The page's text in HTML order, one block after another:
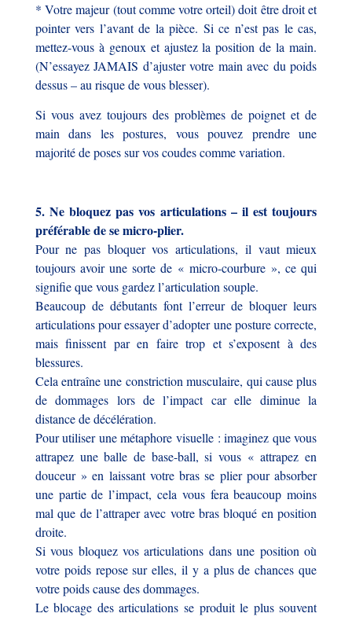
* Votre majeur (tout comme votre orteil) doit être droit et
pointer vers l’avant de la pièce. Si ce n’est pas le cas,
mettez-vous à genoux et ajustez la position de la main.
(N’essayez JAMAIS d’ajuster votre main avec du poids
dessus – au risque de vous blesser).
Si vous avez toujours des problèmes de poignet et de
main dans les postures, vous pouvez prendre une
majorité de poses sur vos coudes comme variation.
5. Ne bloquez pas vos articulations – il est toujours
préférable de se micro-plier.
Pour ne pas bloquer vos articulations, il vaut mieux
toujours avoir une sorte de « micro-courbure », ce qui
signifie que vous gardez l’articulation souple.
Beaucoup de débutants font l’erreur de bloquer leurs
articulations pour essayer d’adopter une posture correcte,
mais finissent par en faire trop et s’exposent à des
blessures.
Cela entraîne une constriction musculaire, qui cause plus
de dommages lors de l’impact car elle diminue la
distance de décélération.
Pour utiliser une métaphore visuelle : imaginez que vous
attrapez une balle de base-ball, si vous « attrapez en
douceur » en laissant votre bras se plier pour absorber
une partie de l’impact, cela vous fera beaucoup moins
mal que de l’attraper avec votre bras bloqué en position
droite.
Si vous bloquez vos articulations dans une position où
votre poids repose sur elles, il y a plus de chances que
votre poids cause des dommages.
Le blocage des articulations se produit le plus souvent